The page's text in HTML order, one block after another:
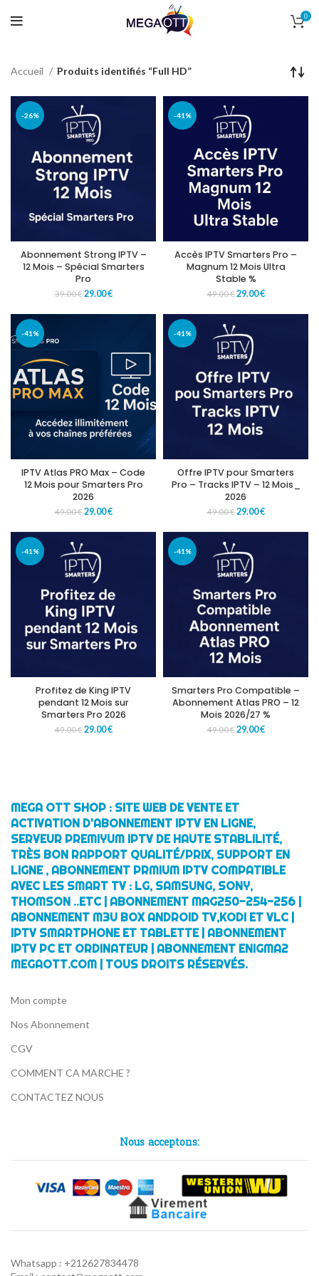
0
Accueil Produits identifiés “Full HD”
-26%
Abonnement Strong IPTV –
12 Mois – Spécial Smarters
Pro
39.00€29.00€
-41%
Accès IPTV Smarters Pro –
Magnum 12 Mois Ultra
Stable %
49.00€29.00€
-41%
IPTV Atlas PRO Max – Code
12 Mois pour Smarters Pro
2026
49.00€29.00€
-41%
Offre IPTV pour Smarters
Pro – Tracks IPTV – 12 Mois_
2026
49.00€29.00€
-41%
Profitez de King IPTV
pendant 12 Mois sur
Smarters Pro 2026
49.00€29.00€
-41%
Smarters Pro Compatible –
Abonnement Atlas PRO – 12
Mois 2026/27 %
49.00€29.00€
MEGA OTT SHOP : SITE WEB DE VENTE ET
ACTIVATION D'ABONNEMENT IPTV EN LIGNE,
SERVEUR PREMIYUM IPTV DE HAUTE STABLILITÉ,
TRÈS BON RAPPORT QUALITÉ/PRIX, SUPPORT EN
LIGNE , ABONNEMENT PRMIUM IPTV COMPATIBLE
AVEC LES SMART TV : LG, SAMSUNG, SONY,
THOMSON ..ETC | ABONNEMENT MAG250-254-256 |
ABONNEMENT M3U BOX ANDROID TV,KODI ET VLC |
IPTV SMARTPHONE ET TABLETTE | ABONNEMENT
IPTV PC ET ORDINATEUR | ABONNEMENT ENIGMA2
MEGAOTT.COM | TOUS DROITS RÉSERVÉS.
Mon compte
Nos Abonnement
CGV
COMMENT CA MARCHE ?
CONTACTEZ NOUS
Nous acceptons:
Whatsapp : +212627834478